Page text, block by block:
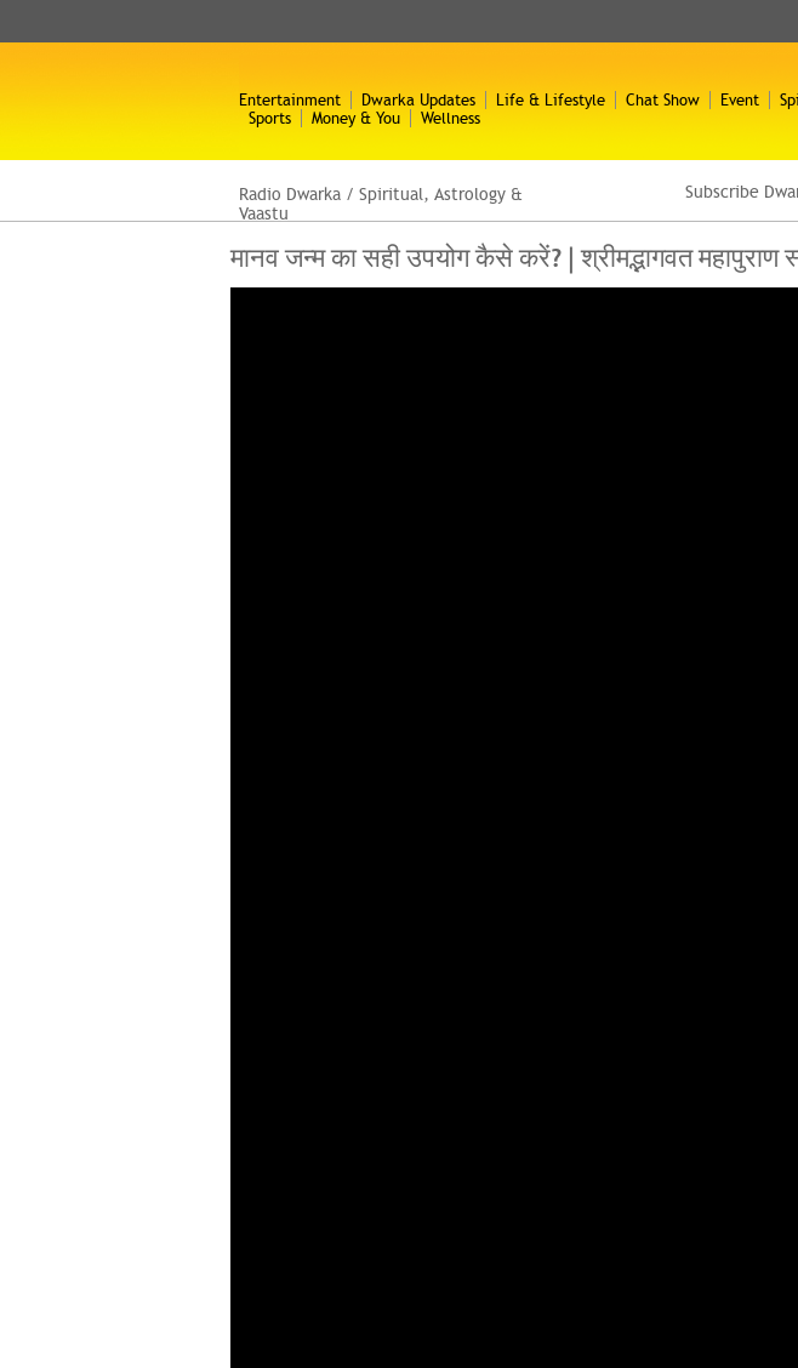
Entertainment Dwarka Updates Life & Lifestyle Chat Show Event
Sports
Money & You Wellness
Radio Dwarka / Spiritual, Astrology &
Vaastu
Subscribe
मानव जन्म का सही उपयोग कैसे करें? | श्रीमद्भागवत